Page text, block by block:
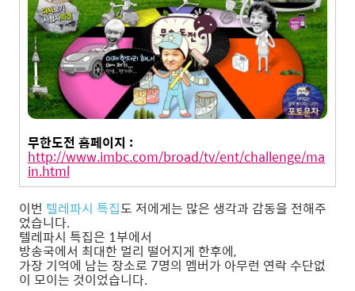
무한도전 홈페이지 :
http://www.imbc.com/broad/tv/ent/challenge/ma
in.html
이번 텔레파시 특집도 저에게는 많은 생각과 감동을 전해주
었습니다.
텔레파시 특집은 1부에서
방송국에서 최대한 멀리 떨어지게 한후에,
가장 기억에 남는 장소로 7명의 멤버가 아무런 연락 수단없
이 모이는 것이었습니다.